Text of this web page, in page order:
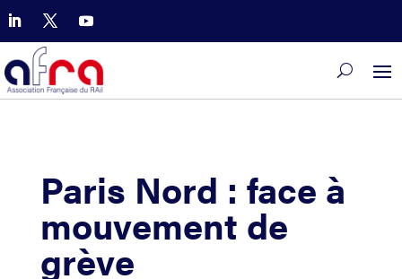
Paris Nord : face à
mouvement de
grève